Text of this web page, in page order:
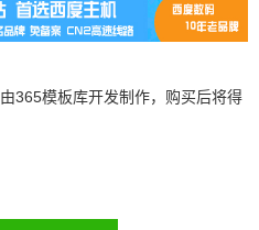
由365模板库开发制作，购买后将得